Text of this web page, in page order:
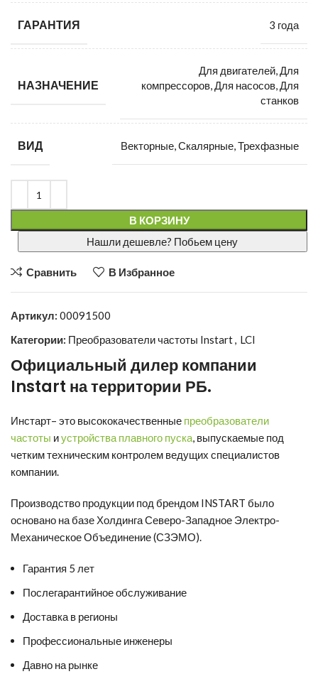
ГАРАНТИЯ 3 года
НАЗНАЧЕНИЕ
Для двигателей, Для
компрессоров, Для насосов, Для
станков
ВИД Векторные, Скалярные, Трехфазные
В КОРЗИНУ
Нашли дешевле? Побьем цену
Сравнить В Избранное
Артикул: 00091500
Категории: Преобразователи частоты Instart, LCI
Официальный дилер компании
Instart на территории РБ.
Инстарт– это высококачественные преобразователи
частоты иустройства плавного пуска, выпускаемые под
четким техническим контролем ведущих специалистов
компании.
Производство продукции под брендом INSTART было
основано на базе Холдинга Северо-Западное Электро-
Механическое Объединение (СЗЭМО).
Гарантия 5 лет
Послегарантийное обслуживание
Доставка в регионы
Профессиональные инженеры
Давно на рынке